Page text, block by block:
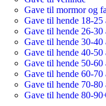
Gave til mormor og
Gave til hende 18-25
Gave til hende 26-30
Gave til hende 30-40
Gave til hende 40-50
Gave til hende 50-60
Gave til hende 60-70
Gave til hende 70-80
Gave til hende 80-